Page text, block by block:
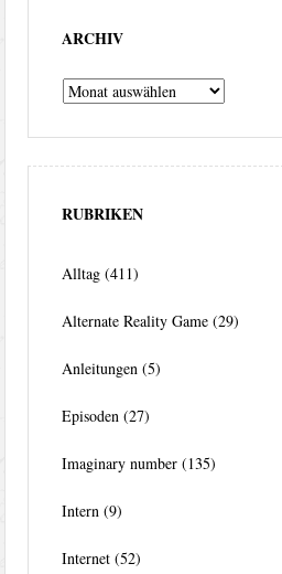
ARCHIV
Archiv
RUBRIKEN
Alltag (411)
Alternate Reality Game (29)
Anleitungen (5)
Episoden (27)
Imaginary number (135)
Intern (9)
Internet (52)